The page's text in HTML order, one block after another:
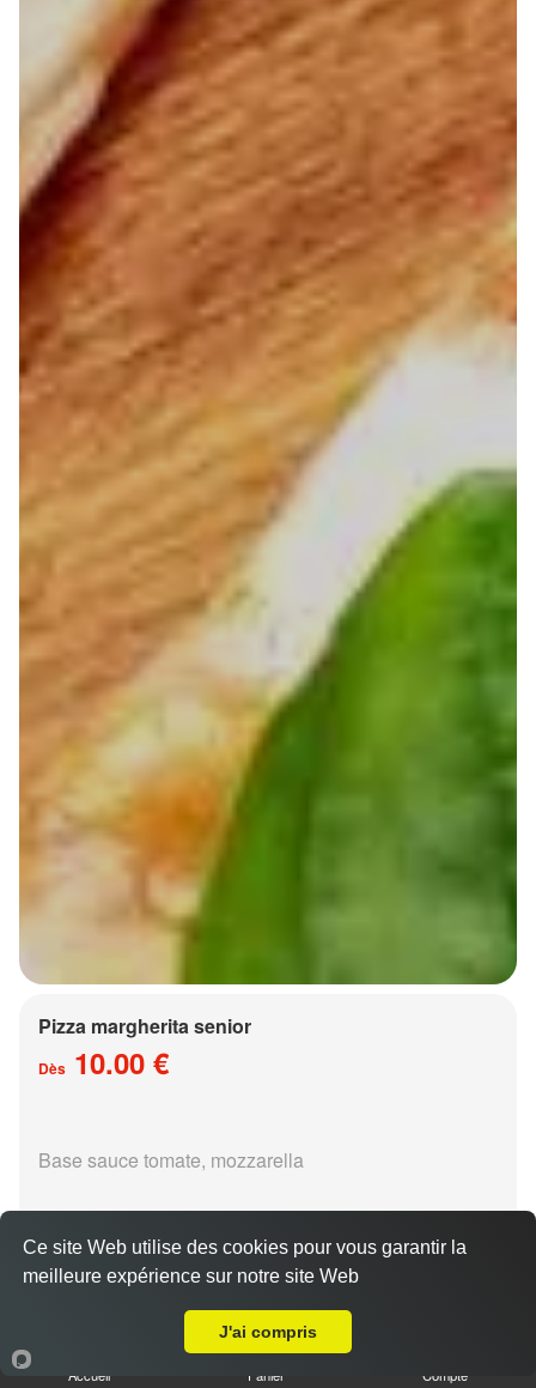
Pizza margherita senior
Dès 10.00 €
Base sauce tomate, mozzarella
15.00 €
Accueil Panier Compte
Ce site Web utilise des cookies pour vous garantir la
meilleure expérience sur notre site Web
J'ai compris